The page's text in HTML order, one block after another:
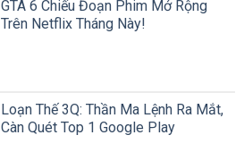
GTA 6 Chiếu Đoạn Phim Mở Rộng
Trên Netflix Tháng Này!
Loạn Thế 3Q: Thần Ma Lệnh Ra Mắt,
Càn Quét Top 1 Google Play